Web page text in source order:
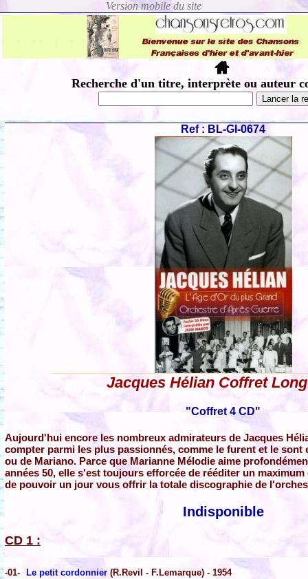
Recherche d'un titre, interprète ou auteur
Ref : BL-GI-0674
Jacques Hélian Coffret
"Coffret 4 CD"
Aujourd'hui encore les nombreux admirateurs de Jacques
compter parmi les plus passionnés, comme le furent et le sont
ou de Mariano. Parce que Marianne Mélodie aime
années 50, elle s'est toujours efforcée de rééditer un
de pouvoir un jour vous offrir la totale discographie de
Indisponible
CD 1 :
-01- Le petit cordonnier (R.Revil - F.Lemarque) - 1954